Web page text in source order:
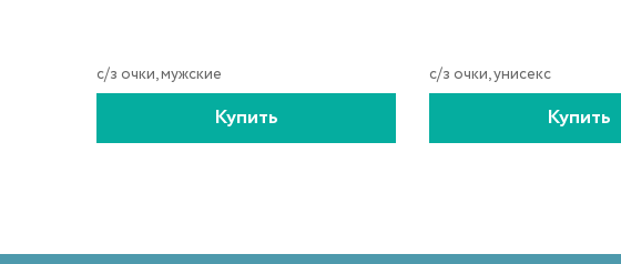
с/з очки, мужские
Купить
с/з очки, унисекс
Купить